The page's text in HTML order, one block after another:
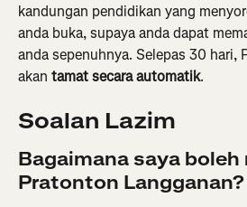
kandungan pendidikan yang
anda buka, supaya anda dapat
anda sepenuhnya. Selepas 30 hari,
akan tamat secara automatik.
Soalan Lazim
Bagaimana saya boleh
Pratonton Langganan?